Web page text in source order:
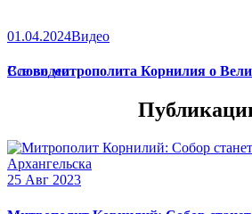
01.04.2024Видео
Слово митрополита Корнилия о
Все видео
25 Авг 2023